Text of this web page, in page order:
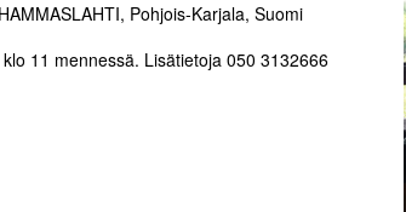
Pohjois-Karjala, Suomi
11 mennessä. Lisätietoja 050 3132666